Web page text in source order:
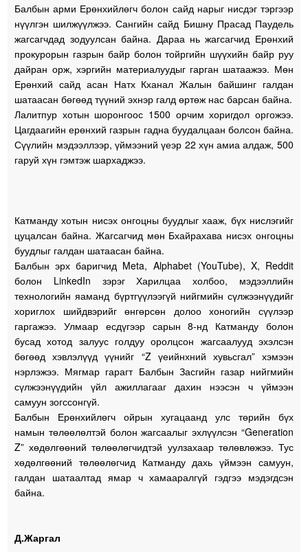
Балбын арми Ерөнхийлөгч болон сайд нарыг нисдэг тэргээр
нүүлгэн шилжүүлжээ. Сангийн сайд Бишну Прасад Паудель
жагсагчдад зодуулсан байна. Дараа нь жагсагчид Ерөнхий
прокурорын газрын байр болон тойргийн шүүхийн байр руу
дайран орж, хэргийн материалуудыг гарган шатаажээ. Мөн
Ерөнхий сайд асан Натх Кханал Жалын байшинг галдан
шатаасан бөгөөд түүний эхнэр галд өртөж нас барсан байна.
Лалитпур хотын шоронгоос 1500 орчим хоригдол оргожээ.
Цагдаагийн ерөнхий газрын гадна буудалцаан болсон байна.
Сүүлийн мэдээллээр, үймээний үеэр 22 хүн амиа алдаж, 500
гаруй хүн гэмтэж шархаджээ.
Катманду хотын нисэх онгоцны буудлыг хааж, бүх нислэгийг
цуцалсан байна. Жагсагчид мөн Бхайрахава нисэх онгоцны
буудлыг галдан шатаасан байна.
Балбын эрх баригчид Meta, Alphabet (YouTube), X, Reddit
болон LinkedIn зэрэг Харилцаа холбоо, мэдээллийн
технологийн яаманд бүртгүүлээгүй нийгмийн сүлжээнүүдийг
хориглох шийдвэрийг өнгөрсөн долоо хоногийн сүүлээр
гаргажээ. Улмаар есдүгээр сарын 8-нд Катманду болон
бусад хотод залуус голдуу оролцсон жагсаалууд эхэлсэн
бөгөөд хэвлэлүүд үүнийг “Z үеийнхний хувьсгал” хэмээн
нэрлэжээ. Мягмар гарагт Балбын Засгийн газар нийгмийн
сүлжээнүүдийн үйл ажиллагааг дахин нээсэн ч үймээн
самуун зогссонгүй.
Балбын Ерөнхийлөгч ойрын хугацаанд улс төрийн бүх
намын төлөөлөлтэй болон жагсаалыг эхлүүлсэн “Generation
Z” хөдөлгөөний төлөөлөгчидтэй уулзахаар төлөвлөжээ. Тус
хөдөлгөөний төлөөлөгчид Катманду дахь үймээн самуун,
галдан шатаалтад ямар ч хамааралгүй гэдгээ мэдэгдсэн
байна.
Д.Жаргал